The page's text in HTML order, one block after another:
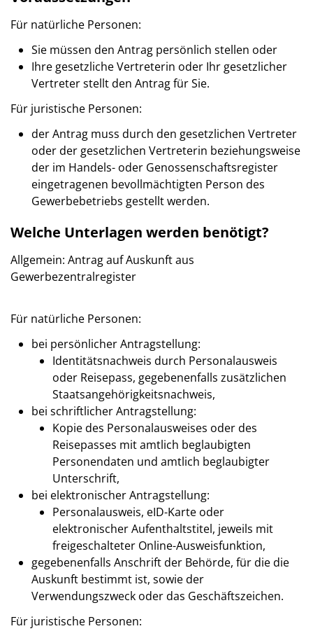
Für natürliche Personen:
Sie müssen den Antrag persönlich stellen oder
Ihre gesetzliche Vertreterin oder Ihr gesetzlicher
Vertreter stellt den Antrag für Sie.
Für juristische Personen:
der Antrag muss durch den gesetzlichen Vertreter
oder der gesetzlichen Vertreterin beziehungsweise
der im Handels- oder Genossenschaftsregister
eingetragenen bevollmächtigten Person des
Gewerbebetriebs gestellt werden.
Welche Unterlagen werden benötigt?
Allgemein: Antrag auf Auskunft aus
Gewerbezentralregister
Für natürliche Personen:
bei persönlicher Antragstellung:
Identitätsnachweis durch Personalausweis
oder Reisepass, gegebenenfalls zusätzlichen
Staatsangehörigkeitsnachweis,
bei schriftlicher Antragstellung:
Kopie des Personalausweises oder des
Reisepasses mit amtlich beglaubigten
Personendaten und amtlich beglaubigter
Unterschrift,
bei elektronischer Antragstellung:
Personalausweis, eID-Karte oder
elektronischer Aufenthaltstitel, jeweils mit
freigeschalteter Online-Ausweisfunktion,
gegebenenfalls Anschrift der Behörde, für die die
Auskunft bestimmt ist, sowie der
Verwendungszweck oder das Geschäftszeichen.
Für juristische Personen: